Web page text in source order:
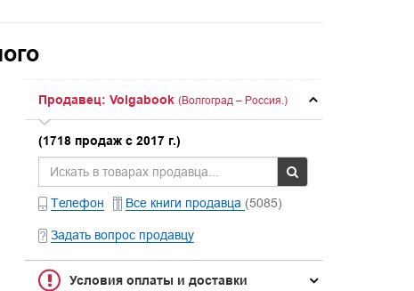
Продавец: Volgabook (Волгоград – Россия.)
(1718 продаж с 2017 г.)
Телефон Все книги продавца (5085)
Задать вопрос продавцу
Условия оплаты и доставки